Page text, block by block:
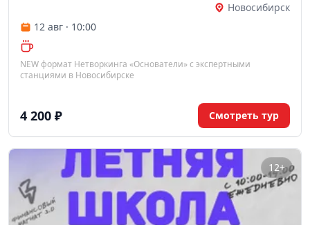
Новосибирск
12 авг · 10:00
NEW формат Нетворкинга «Основатели» с экспертными
станциями в Новосибирске
4 200 ₽ Смотреть тур
12+